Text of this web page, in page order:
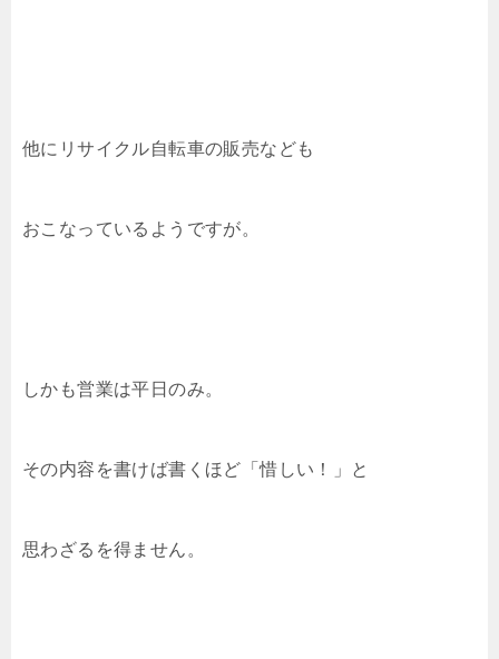
他にリサイクル自転車の販売なども
おこなっているようですが。
しかも営業は平日のみ。
その内容を書けば書くほど「惜しい！」と
思わざるを得ません。